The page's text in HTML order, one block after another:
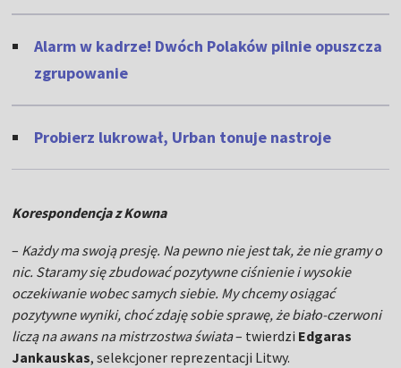
Alarm w kadrze! Dwóch Polaków pilnie opuszcza
zgrupowanie
Probierz lukrował, Urban tonuje nastroje
Korespondencja z Kowna
– Każdy ma swoją presję. Na pewno nie jest tak, że nie gramy o
nic. Staramy się zbudować pozytywne ciśnienie i wysokie
oczekiwanie wobec samych siebie. My chcemy osiągać
pozytywne wyniki, choć zdaję sobie sprawę, że biało-czerwoni
liczą na awans na mistrzostwa świata– twierdzi Edgaras
Jankauskas, selekcjoner reprezentacji Litwy.